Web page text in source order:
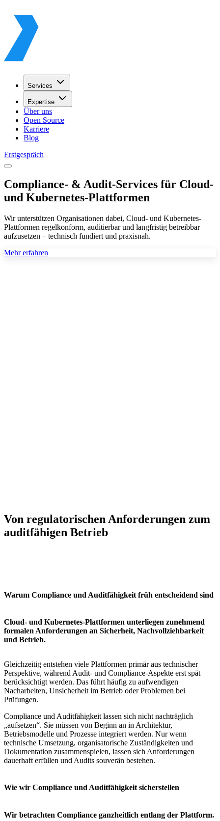
Services
Expertise
Über uns
Open Source
Karriere
Blog
Erstgespräch
Compliance- & Audit-Services für Cloud-
und Kubernetes-Plattformen
Wir unterstützen Organisationen dabei, Cloud- und Kubernetes-
Plattformen regelkonform, auditierbar und langfristig betreibbar
aufzusetzen – technisch fundiert und praxisnah.
Mehr erfahren
Von regulatorischen Anforderungen zum
auditfähigen Betrieb
Warum Compliance und Auditfähigkeit früh entscheidend sind
Cloud- und Kubernetes-Plattformen unterliegen zunehmend
formalen Anforderungen an Sicherheit, Nachvollziehbarkeit
und Betrieb.
Gleichzeitig entstehen viele Plattformen primär aus technischer
Perspektive, während Audit- und Compliance-Aspekte erst spät
berücksichtigt werden. Das führt häufig zu aufwendigen
Nacharbeiten, Unsicherheit im Betrieb oder Problemen bei
Prüfungen.
Compliance und Auditfähigkeit lassen sich nicht nachträglich
„aufsetzen“. Sie müssen von Beginn an in Architektur,
Betriebsmodelle und Prozesse integriert werden. Nur wenn
technische Umsetzung, organisatorische Zuständigkeiten und
Dokumentation zusammenspielen, lassen sich Anforderungen
dauerhaft erfüllen und Audits souverän bestehen.
Wie wir Compliance und Auditfähigkeit sicherstellen
Wir betrachten Compliance ganzheitlich entlang der Plattform.